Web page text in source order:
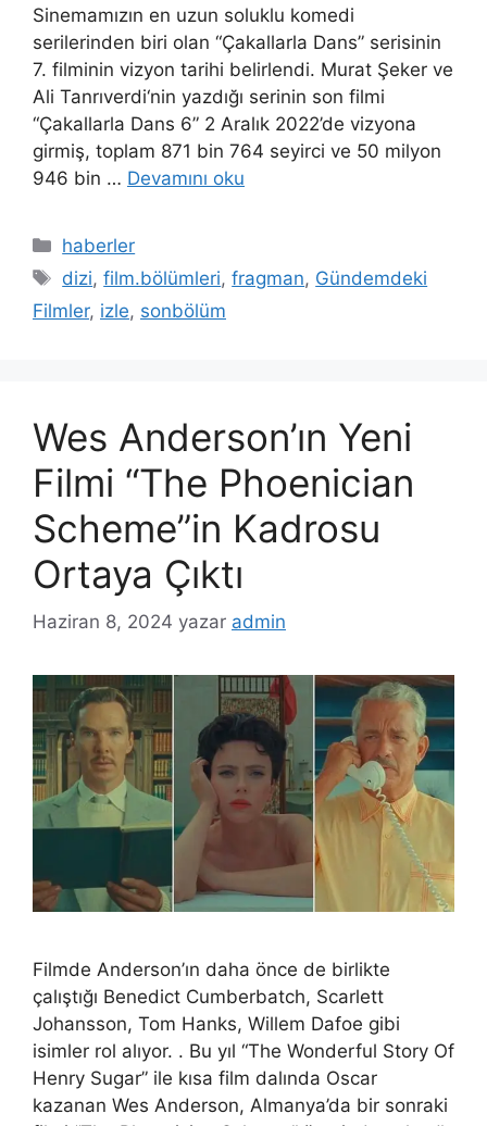
Sinemamızın en uzun soluklu komedi
serilerinden biri olan “Çakallarla Dans” serisinin
7. filminin vizyon tarihi belirlendi. Murat Şeker ve
Ali Tanrıverdi‘nin yazdığı serinin son filmi
“Çakallarla Dans 6” 2 Aralık 2022’de vizyona
girmiş, toplam 871 bin 764 seyirci ve 50 milyon
946 bin … Devamını oku
Kategoriler
haberler
Etiketler
dizi,film.bölümleri,fragman, Gündemdeki
Filmler, izle, sonbölüm
Wes Anderson’ın Yeni
Filmi “The Phoenician
Scheme”in Kadrosu
Ortaya Çıktı
Haziran 8, 2024 yazar admin
Filmde Anderson’ın daha önce de birlikte
çalıştığı Benedict Cumberbatch, Scarlett
Johansson, Tom Hanks, Willem Dafoe gibi
isimler rol alıyor. . Bu yıl “The Wonderful Story Of
Henry Sugar” ile kısa film dalında Oscar
kazanan Wes Anderson, Almanya’da bir sonraki